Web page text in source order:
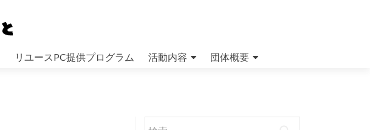
リユースPC提供プログラム 活動内容 団体概要
検索: